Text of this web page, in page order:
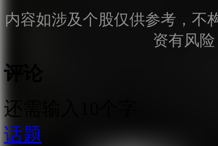
内容如涉及个股仅供参考，不
资有风
评论
还需输入10个字
话题